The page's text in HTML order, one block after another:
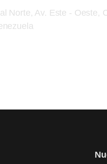
Norte, Av. Este - Oeste,